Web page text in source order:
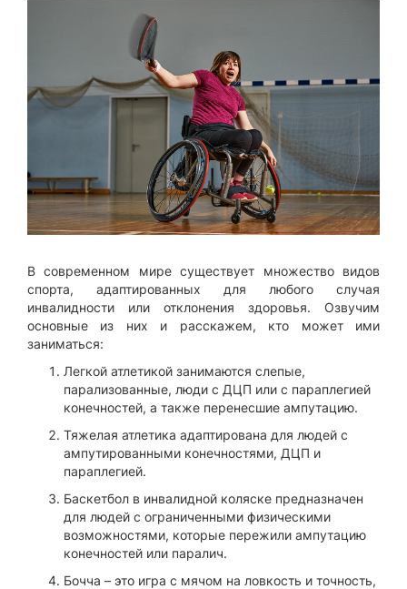
В современном мире существует множество видов
спорта, адаптированных для любого случая
инвалидности или отклонения здоровья. Озвучим
основные из них и расскажем, кто может ими
заниматься:
Легкой атлетикой занимаются слепые,
парализованные, люди с ДЦП или с параплегией
конечностей, а также перенесшие ампутацию.
Тяжелая атлетика адаптирована для людей с
ампутированными конечностями, ДЦП и
параплегией.
Баскетбол в инвалидной коляске предназначен
для людей с ограниченными физическими
возможностями, которые пережили ампутацию
конечностей или паралич.
Бочча – это игра с мячом на ловкость и точность,